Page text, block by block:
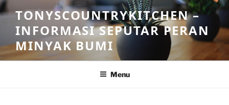
Skip
to
content
TONYSCOUNTRYKITCHEN –
INFORMASI SEPUTAR PERAN
MINYAK BUMI
Menu